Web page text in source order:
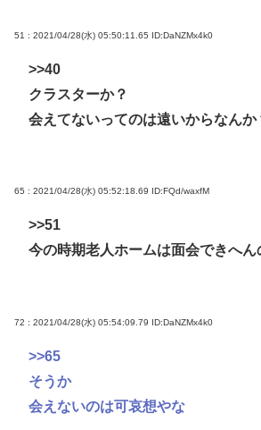
51 : 2021/04/28(水) 05:50:11.65 ID:DaNZMx4k0
>>40
クラスターか？
会えてないってのは遠いからなんか
65 : 2021/04/28(水) 05:52:18.69 ID:FQd/waxfM
>>51
今の時期老人ホームは面会できへん
72 : 2021/04/28(水) 05:54:09.79 ID:DaNZMx4k0
>>65
そうか
会えないのは可哀想やな